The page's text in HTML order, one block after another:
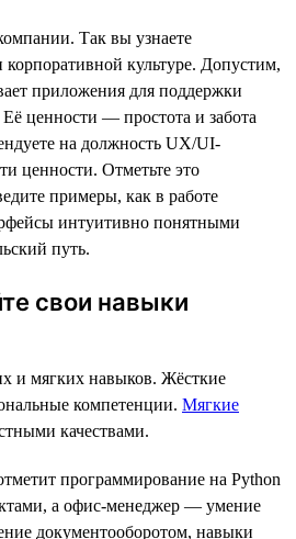
Так вы узнаете
культуре. Допустим,
приложения для поддержки
ценности — простота и забота
на должность UX/UI-
ценности. Отметьте это
примеры, как в работе
интуитивно понятными
путь.
свои навыки
и мягких навыков. Жёсткие
компетенции. Мягкие
качествами.
программирование на Python
а офис-менеджер — умение
документооборотом, навыки